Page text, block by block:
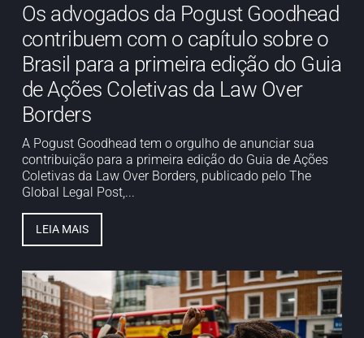
Os advogados da Pogust Goodhead
contribuem com o capítulo sobre o
Brasil para a primeira edição do Guia
de Ações Coletivas da Law Over
Borders
A Pogust Goodhead tem o orgulho de anunciar sua
contribuição para a primeira edição do Guia de Ações
Coletivas da Law Over Borders, publicado pelo The
Global Legal Post,...
LEIA MAIS